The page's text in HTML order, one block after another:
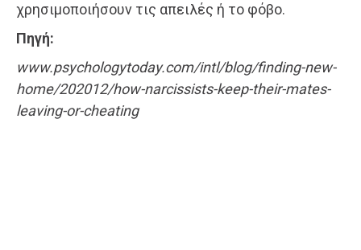
χρησιμοποιήσουν τις απειλές ή το φόβο.
Πηγή:
www.psychologytoday.com/intl/blog/finding-new-
home/202012/how-narcissists-keep-their-mates-
leaving-or-cheating